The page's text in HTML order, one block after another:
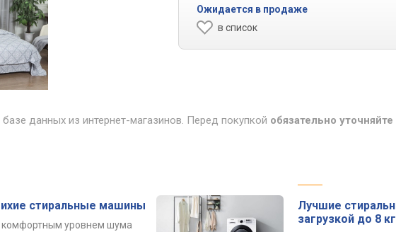
Ожидается в продаже
в список
данных из интернет-магазинов. Перед покупкой обязательно
стиральные машины
комфортным уровнем шума
Лучшие
загрузкой до 8 кг